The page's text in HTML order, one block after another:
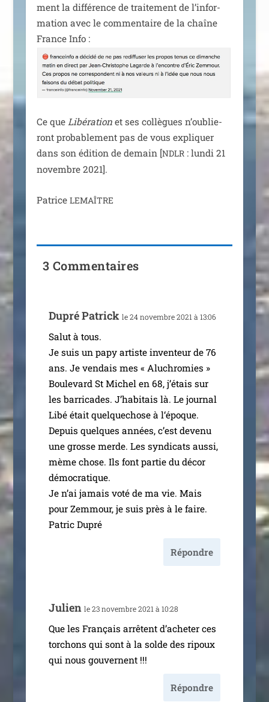
ment la dif­fé­rence de trai­te­ment de l’in­for­
ma­tion avec le com­men­taire de la chaîne
France Info :
Ce que Libérationet ses col­lègues n’ou­blie­
ront pro­ba­ble­ment pas de vous expli­quer
dans son édi­tion de demain [NDLR: lun­di 21
novembre 2021].
Patrice LEMAÎTRE
3 Commentaires
Dupré Patrick le 24 novembre 2021 à 13:06
Salut à tous.
Je suis un papy artiste inven­teur de 76
ans. Je ven­dais mes « Aluchromies »
Boulevard St Michel en 68, j’étais sur
les bar­ri­cades. J’habitais là. Le jour­nal
Libé était quel­que­chose à l‘époque.
Depuis quelques années, c’est deve­nu
une grosse merde. Les syn­di­cats aus­si,
mème chose. Ils font par­tie du décor
démo­cra­tique.
Je n’ai jamais voté de ma vie. Mais
pour Zemmour, je suis près à le faire.
Patric Dupré
Répondre
Julien le 23 novembre 2021 à 10:28
Que les Français arrêtent d’a­che­ter ces
tor­chons qui sont à la solde des ripoux
qui nous gouvernent !!!
Répondre